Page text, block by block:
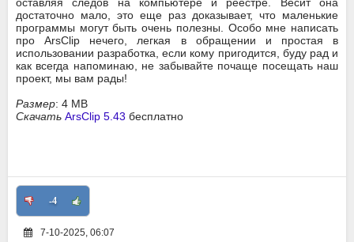
достаточно мало, это еще раз доказывает, что маленькие
программы могут быть очень полезны. Особо мне написать
про ArsClip нечего, легкая в обращении и простая в
использовании разработка, если кому пригодится, буду рад и
как всегда напоминаю, не забывайте почаще посещать наш
проект, мы вам рады!
Размер: 4 MB
Скачать ArsClip 5.43 бесплатно
-4
7-10-2025, 06:07